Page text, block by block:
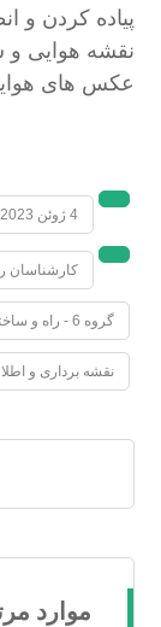
پیاده کردن و
نقشه هوایی
عکس های
4 ژوئن 2023
کارشناسان
گروه 6 - راه و ساختمان و نقشه برداری
نقشه برداری و
موارد